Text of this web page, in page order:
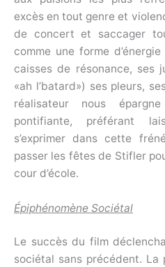
excès en tout genre et
de concert et saccager
comme une forme
caisses de résonance, ses
«ah l’batard») ses pleurs,
réalisateur nous
pontifiante, préférant
s’exprimer dans cette
passer les fêtes de Stifler
cour d’école.
Épiphénomène Sociétal
Le succès du film
sociétal sans précédent.